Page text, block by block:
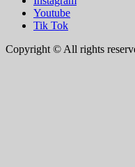
Youtube
Tik Tok
Copyright © All rights